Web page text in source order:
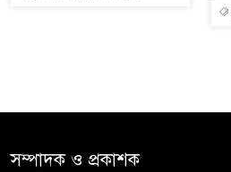
সম্পাদক ও প্রকাশক